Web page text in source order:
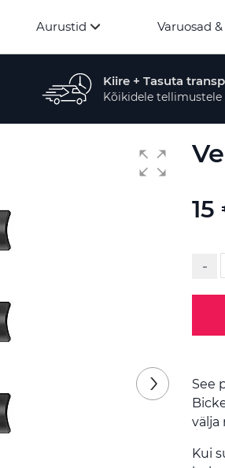
Aurustid Varuosad
Kiire + Tasuta
Kõikidele tellimustele
15
-
See
välja
Kui